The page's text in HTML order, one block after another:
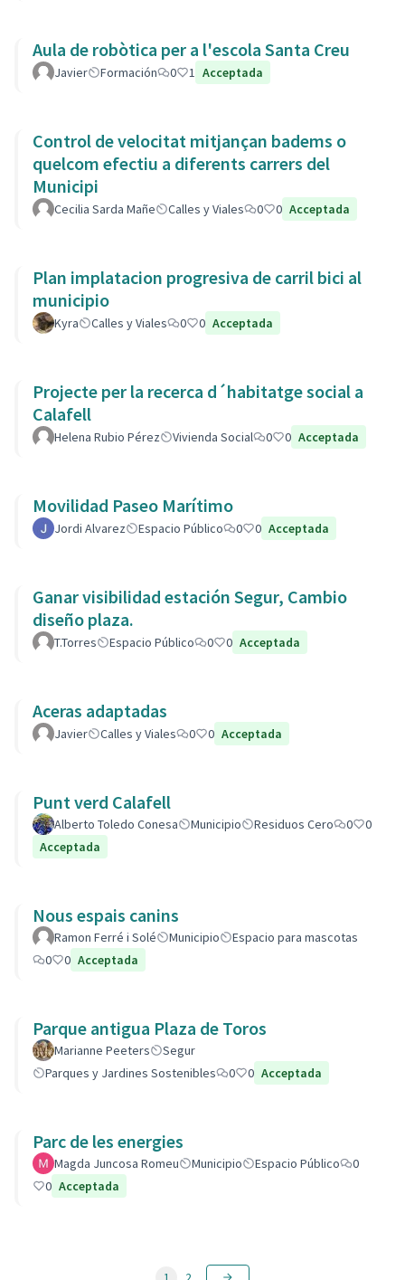
Aula de robòtica per a l'escola Santa Creu
Javier Formación 0 1 Acceptada
Control de velocitat mitjançan badems o
quelcom efectiu a diferents carrers del
Municipi
Cecilia Sarda Mañe Calles y Viales 0 0 Acceptada
Plan implatacion progresiva de carril bici al
municipio
Kyra Calles y Viales 0 0 Acceptada
Projecte per la recerca d´habitatge social a
Calafell
Helena Rubio Pérez Vivienda Social 0 0 Acceptada
Movilidad Paseo Marítimo
Jordi Alvarez Espacio Público 0 0 Acceptada
Ganar visibilidad estación Segur, Cambio
diseño plaza.
T.Torres Espacio Público 0 0 Acceptada
Aceras adaptadas
Javier Calles y Viales 0 0 Acceptada
Punt verd Calafell
Alberto Toledo Conesa Municipio Residuos Cero 0
0
Acceptada
Nous espais canins
Ramon Ferré i Solé Municipio
Espacio para mascotas
0
0 Acceptada
Parque antigua Plaza de Toros
Marianne Peeters
Segur
Parques y Jardines Sostenibles
0 0 Acceptada
Parc de les energies
Magda Juncosa Romeu Municipio Espacio Público
0
0 Acceptada